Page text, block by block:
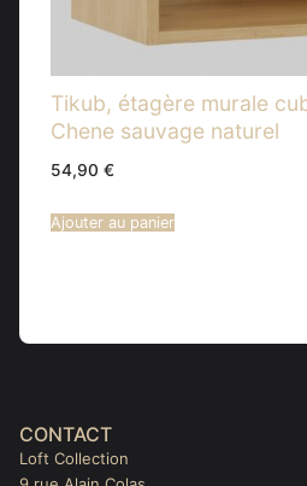
Tikub, étagère murale
Chene sauvage naturel
54,90 €
Ajouter au panier
CONTACT
Loft Collection